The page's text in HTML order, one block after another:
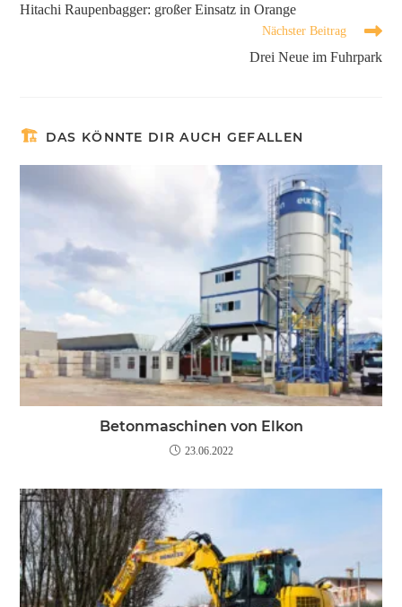
Hitachi Raupenbagger: großer Einsatz in Orange
Nächster Beitrag
Drei Neue im Fuhrpark
DAS KÖNNTE DIR AUCH GEFALLEN
Betonmaschinen von Elkon
23.06.2022